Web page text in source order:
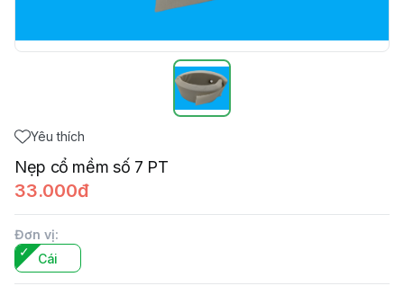
Yêu thích
Nẹp cổ mềm số 7 PT
33.000đ
Đơn vị:
Cái